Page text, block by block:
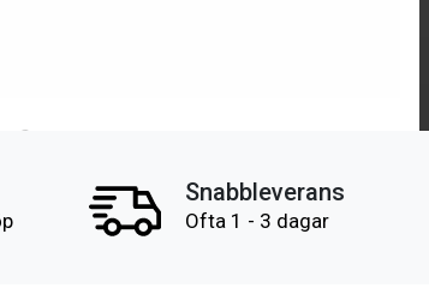
Snabbleverans
Ofta 1 - 3 dagar